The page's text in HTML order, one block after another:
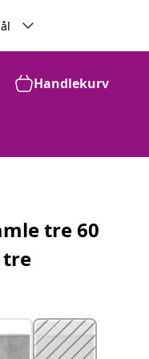
Handlekurv
tre 60
tre